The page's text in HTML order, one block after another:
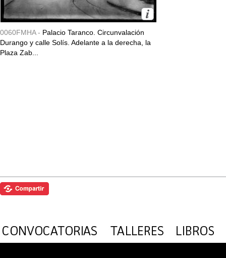
0060FMHA - Palacio Taranco. Circunvalación
Durango y calle Solís. Adelante a la derecha, la
Plaza Zab...